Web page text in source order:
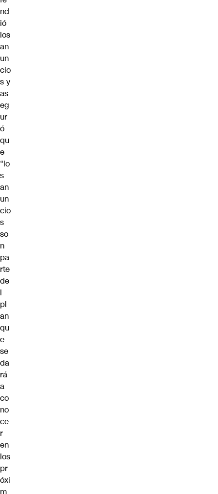
nd
ió
los
an
un
cio
s y
as
eg
ur
ó
qu
e
“lo
s
an
un
cio
s
so
n
pa
rte
de
l
pl
an
qu
e
se
da
rá
a
co
no
ce
r
en
los
pr
óxi
m